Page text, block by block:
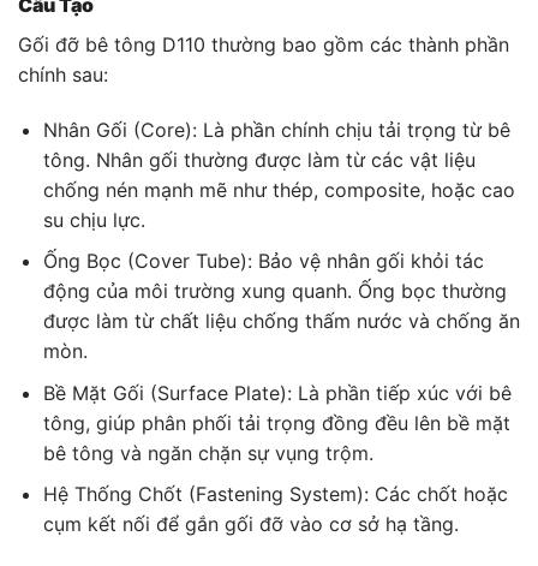
Gối đỡ bê tông D110 thường bao gồm các thành phần
chính sau:
Nhân Gối (Core): Là phần chính chịu tải trọng từ bê
tông. Nhân gối thường được làm từ các vật liệu
chống nén mạnh mẽ như thép, composite, hoặc cao
su chịu lực.
Ống Bọc (Cover Tube): Bảo vệ nhân gối khỏi tác
động của môi trường xung quanh. Ống bọc thường
được làm từ chất liệu chống thấm nước và chống ăn
mòn.
Bề Mặt Gối (Surface Plate): Là phần tiếp xúc với bê
tông, giúp phân phối tải trọng đồng đều lên bề mặt
bê tông và ngăn chặn sự vụng trộm.
Hệ Thống Chốt (Fastening System): Các chốt hoặc
cụm kết nối để gắn gối đỡ vào cơ sở hạ tầng.